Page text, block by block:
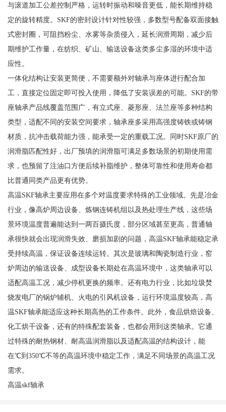
与滚道加工公差控制严格，运转时振动和噪音更低，能长期维持稳
定的旋转精度。SKF的密封设计针对性较强，多数型号配备双面接触
式密封圈，可阻挡粉尘、水雾等杂质侵入，延长润滑周期，减少后
期维护工作量，在纺织、矿山、输送设备这类多尘多湿的环境中适
应性。
一体化结构让安装更简便，不需要额外对轴承与座体进行配合加
工，直接定位固定即可投入使用，降低了安装误差的可能。SKF的带
座轴承产品线覆盖范围广，有立式座、菱形座、法兰座等多种结构
类型，适配不同的安装空间要求，轴承座多采用高强度铸铁或铸钢
材质，抗冲击载荷能力强，能承受一定的重载工况。同时SKF原厂的
润滑脂匹配性好，出厂预填的润滑脂可满足多数场景的初期使用需
求，也预留了注油口方便后续补脂维护，整体可靠性和使用寿命都
比普通同类产品更有优势。
高温SKF轴承主要应用在多个对温度要求特殊的工业领域。先是冶金
行业，像高炉周边设备、炼钢连铸机组以及热处理生产线，这些场
景环境温度普遍能达到一两百摄氏度，部分区域甚至更高，普通轴
承很快就会出现润滑失效、磨损加剧的问题，高温SKF轴承能稳定承
受持续高温，保证设备连续运转。其次是玻璃和陶瓷制造行业，窑
炉周边的输送设备、成型设备长期处在高温环境中，这类轴承可以
适配高温工况，减少停机更换的频率。还有电力行业，比如垃圾焚
烧发电厂的锅炉辅机、火电的引风机设备，运行环境温度较高，高
温SKF轴承能适应这种长期高热的工作条件。此外，食品烘焙设备、
化工烘干设备，还有的特殊配套装备，也都会用到这类轴承。它通
过特殊的耐热钢材、耐高温润滑脂以及适配高温的结构设计，能
在℃到350℃不等的高温环境中稳定工作，满足不同场景的高温工况
需求。
高温skf轴承